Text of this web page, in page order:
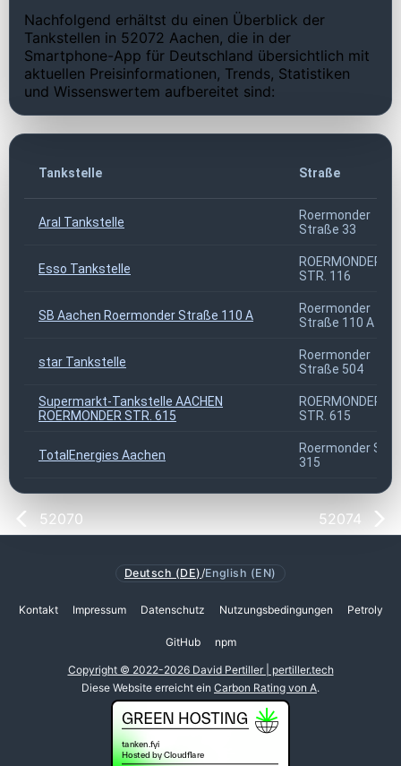
Nachfolgend erhältst du einen Überblick der
Tankstellen in 52072 Aachen, die in der
Smartphone-App für Deutschland übersichtlich mit
aktuellen Preisinformationen, Trends, Statistiken
und Wissenswertem aufbereitet sind:
Tankstelle Straße
Aral Tankstelle
Roermonder
Straße 33
Esso Tankstelle
ROERMONDER
STR. 116
SB Aachen Roermonder Straße 110 A
Roermonder
Straße 110 A
star Tankstelle
Roermonder
Straße 504
Supermarkt-Tankstelle AACHEN
ROERMONDER STR. 615
ROERMONDER
STR. 615
TotalEnergies Aachen
Roermonder Str.
315
52070 52074
Deutsch (DE) /English (EN)
Kontakt Impressum Datenschutz Nutzungsbedingungen Petroly
GitHub npm
Copyright © 2022-2026 David Pertiller | pertiller.tech
Diese Website erreicht ein Carbon Rating von A.